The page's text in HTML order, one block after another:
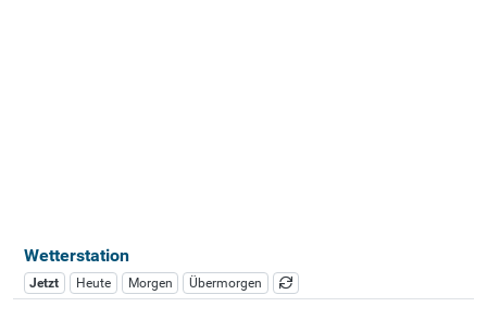
Wetterstation
Jetzt Heute Morgen Übermorgen